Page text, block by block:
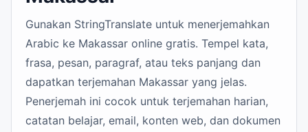
Gunakan StringTranslate untuk menerjemahkan
Arabic ke Makassar online gratis. Tempel kata,
frasa, pesan, paragraf, atau teks panjang dan
dapatkan terjemahan Makassar yang jelas.
Penerjemah ini cocok untuk terjemahan harian,
catatan belajar, email, konten web, dan dokumen